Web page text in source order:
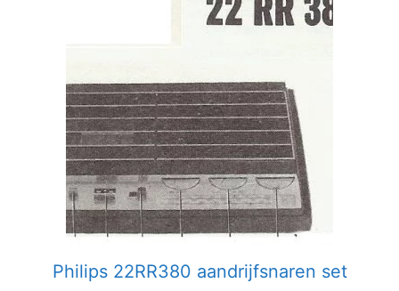
Philips 22RR380 aandrijfsnaren set